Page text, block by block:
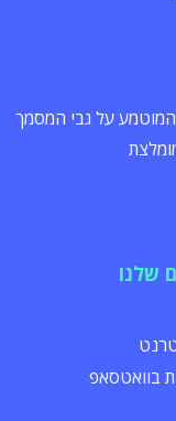
המוטמע על גבי המסמך
שלנו
בוואטסאפ